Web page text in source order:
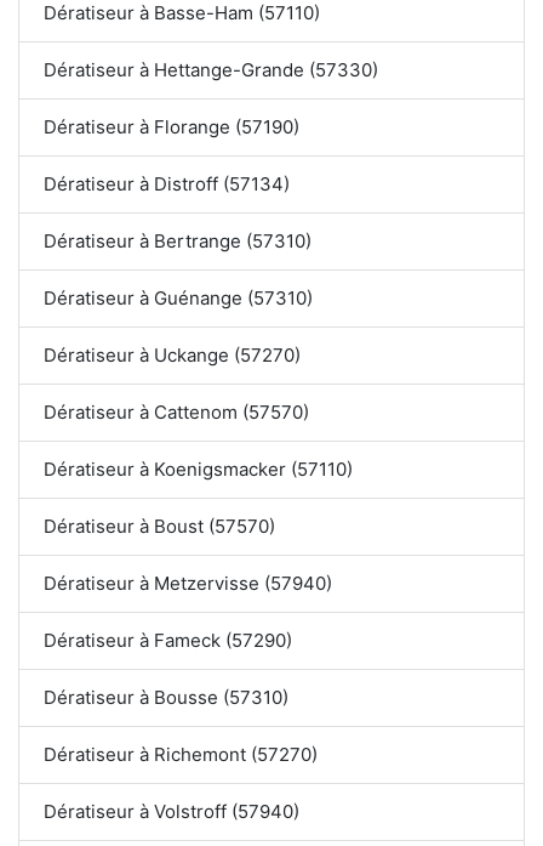
Dératiseur à Basse-Ham (57110)
Dératiseur à Hettange-Grande (57330)
Dératiseur à Florange (57190)
Dératiseur à Distroff (57134)
Dératiseur à Bertrange (57310)
Dératiseur à Guénange (57310)
Dératiseur à Uckange (57270)
Dératiseur à Cattenom (57570)
Dératiseur à Koenigsmacker (57110)
Dératiseur à Boust (57570)
Dératiseur à Metzervisse (57940)
Dératiseur à Fameck (57290)
Dératiseur à Bousse (57310)
Dératiseur à Richemont (57270)
Dératiseur à Volstroff (57940)